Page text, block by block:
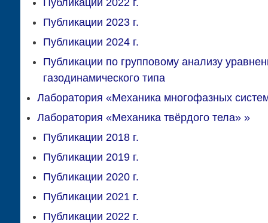
Публикации 2022 г.
Публикации 2023 г.
Публикации 2024 г.
Публикации по групповому анализу
газодинамического типа
Лаборатория «Механика многофазных
Лаборатория «Механика твёрдого тела»»
Публикации 2018 г.
Публикации 2019 г.
Публикации 2020 г.
Публикации 2021 г.
Публикации 2022 г.